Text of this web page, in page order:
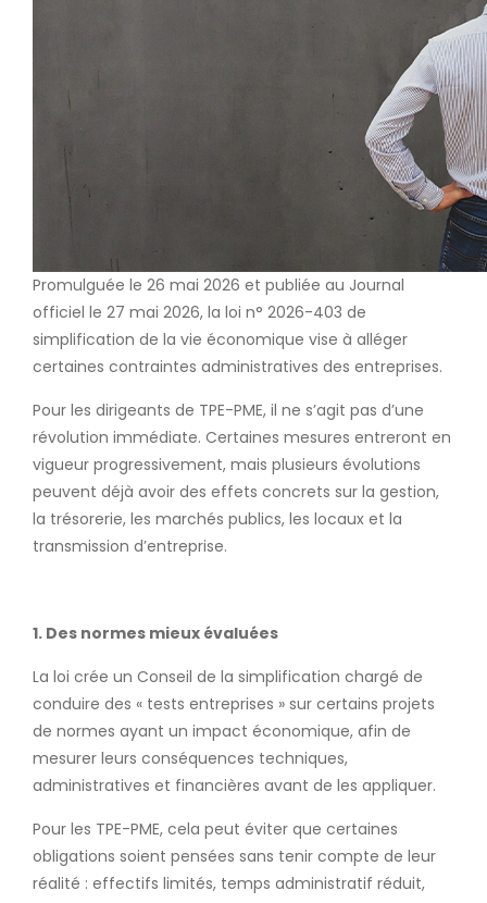
Promulguée le 26 mai 2026 et publiée au Journal
officiel le 27 mai 2026, la loi n° 2026-403 de
simplification de la vie économique vise à alléger
certaines contraintes administratives des entreprises.
Pour les dirigeants de TPE-PME, il ne s’agit pas d’une
révolution immédiate. Certaines mesures entreront en
vigueur progressivement, mais plusieurs évolutions
peuvent déjà avoir des effets concrets sur la gestion,
la trésorerie, les marchés publics, les locaux et la
transmission d’entreprise.
1. Des normes mieux évaluées
La loi crée un Conseil de la simplification chargé de
conduire des « tests entreprises » sur certains projets
de normes ayant un impact économique, afin de
mesurer leurs conséquences techniques,
administratives et financières avant de les appliquer.
Pour les TPE-PME, cela peut éviter que certaines
obligations soient pensées sans tenir compte de leur
réalité : effectifs limités, temps administratif réduit,